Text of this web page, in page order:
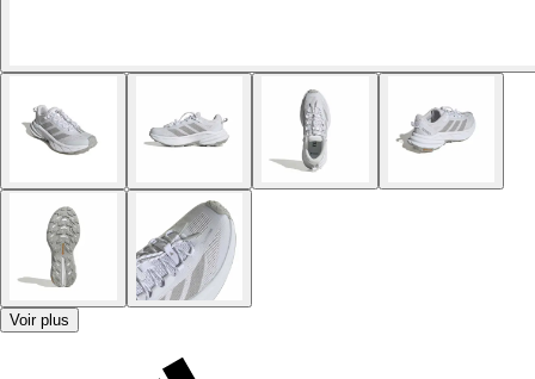
Voir plus